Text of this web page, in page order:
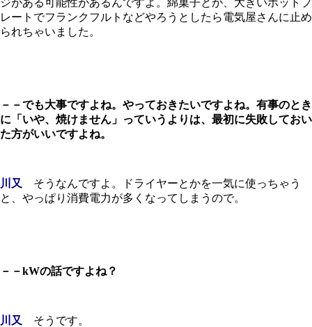
ジがある可能性があるんですよ。綿菓子とか、大きいホットプ
レートでフランクフルトなどやろうとしたら電気屋さんに止め
られちゃいました。
－－でも大事ですよね。やっておきたいですよね。有事のとき
に「いや、焼けません」っていうよりは、最初に失敗しておい
た方がいいですよね。
川又
そうなんですよ。ドライヤーとかを一気に使っちゃう
と、やっぱり消費電力が多くなってしまうので。
－－kWの話ですよね？
川又 そうです。